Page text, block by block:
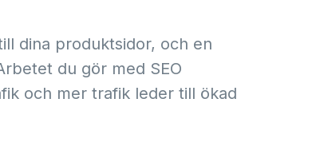
dina produktsidor, och en
du gör med SEO
och mer trafik leder till ökad